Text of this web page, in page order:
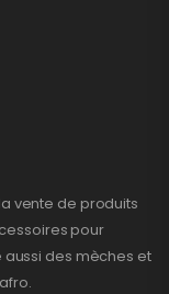
vente de produits
pour
des mèches et